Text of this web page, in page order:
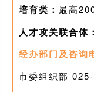
培育类： 最高
人才攻关联合体：
经办部门及咨询
市委组织部 025-